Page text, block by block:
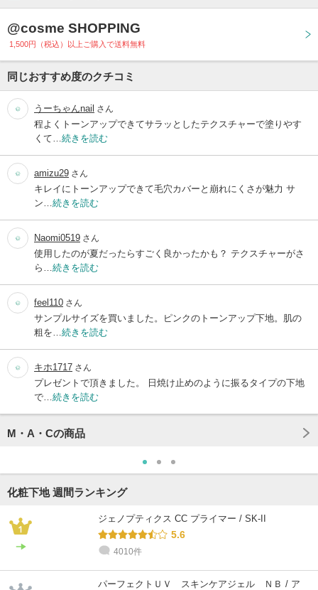
@cosme SHOPPING
1,500円（税込）以上ご購入で送料無料
同じおすすめ度のクチコミ
うーちゃんnail さん
程よくトーンアップできてサラッとしたテクスチャーで塗りやす
くて… 続きを読む
amizu29 さん
キレイにトーンアップできて毛穴カバーと崩れにくさが魅力 サ
ン… 続きを読む
Naomi0519 さん
使用したのが夏だったらすごく良かったかも？ テクスチャーがさ
ら… 続きを読む
feel110 さん
サンプルサイズを買いました。ピンクのトーンアップ下地。肌の
粗を… 続きを読む
キホ1717 さん
プレゼントで頂きました。 日焼け止めのように振るタイプの下地
で… 続きを読む
M・A・Cの商品
化粧下地 週間ランキング
ジェノプティクス CC プライマー / SK-II
5.6
4010件
パーフェクトＵＶ スキンケアジェル ＮＢ / ア